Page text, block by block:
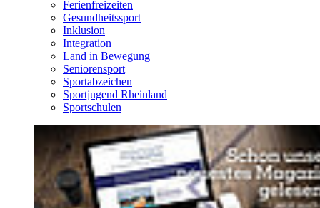
Ferienfreizeiten
Gesundheitssport
Inklusion
Integration
Land in Bewegung
Seniorensport
Sportabzeichen
Sportjugend Rheinland
Sportschulen